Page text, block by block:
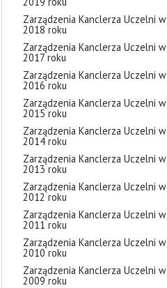
Zarządzenia Kanclerza Uczelni w
2018 roku
Zarządzenia Kanclerza Uczelni w
2017 roku
Zarządzenia Kanclerza Uczelni w
2016 roku
Zarządzenia Kanclerza Uczelni w
2015 roku
Zarządzenia Kanclerza Uczelni w
2014 roku
Zarządzenia Kanclerza Uczelni w
2013 roku
Zarządzenia Kanclerza Uczelni w
2012 roku
Zarządzenia Kanclerza Uczelni w
2011 roku
Zarządzenia Kanclerza Uczelni w
2010 roku
Zarządzenia Kanclerza Uczelni w
2009 roku